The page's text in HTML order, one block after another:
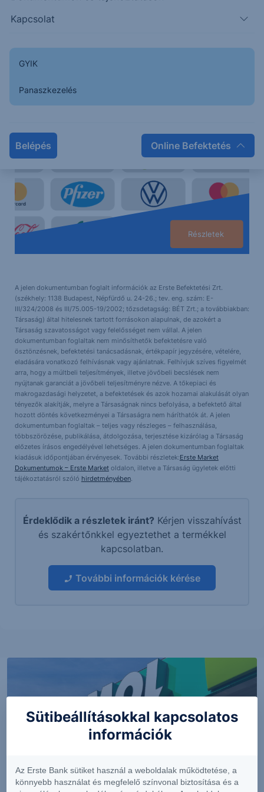
Kapcsolat
GYIK
Panaszkezelés
Belépés Online Befektetés
és az amerikai piacon
Részletek
A jelen dokumentumban foglalt információk az Erste Befektetési Zrt.
(székhely: 1138 Budapest, Népfürdő u. 24-26.; tev. eng. szám: E-
III/324/2008 és III/75.005-19/2002; tőzsdetagság: BÉT Zrt.; a továbbiakban:
Társaság) által hitelesnek tartott forrásokon alapulnak, de azokért a
Társaság szavatosságot vagy felelősséget nem vállal. A jelen
dokumentumban foglaltak nem minősíthetők befektetésre való
ösztönzésnek, befektetési tanácsadásnak, értékpapír jegyzésére, vételére,
eladására vonatkozó felhívásnak vagy ajánlatnak. Felhívjuk szíves figyelmét
arra, hogy a múltbeli teljesítmények, illetve jövőbeli becslések nem
nyújtanak garanciát a jövőbeli teljesítményre nézve. A tőkepiaci és
makrogazdasági helyzetet, a befektetések és azok hozamai alakulását olyan
tényezők alakítják, melyre a Társaságnak nincs befolyása, a befektető által
hozott döntés következményei a Társaságra nem háríthatók át. A jelen
dokumentumban foglaltak – teljes vagy részleges – felhasználása,
többszörözése, publikálása, átdolgozása, terjesztése kizárólag a Társaság
előzetes írásos engedélyével lehetséges. A jelen dokumentumban foglaltak
kiadásuk időpontjában érvényesek. További részletek:Erste Market
Dokumentumok – Erste Marketoldalon, illetve a Társaság ügyletek előtti
tájékoztatásról szóló hirdetményében.
Érdeklődik a részletek iránt? Kérjen visszahívást
és szakértőnkkel egyeztethet a termékkel
kapcsolatban.
További információk kérése
Sütibeállításokkal kapcsolatos
információk
Az Erste Bank sütiket használ a weboldalak működtetése, a
könnyebb használat és megfelelő színvonal biztosítása és a